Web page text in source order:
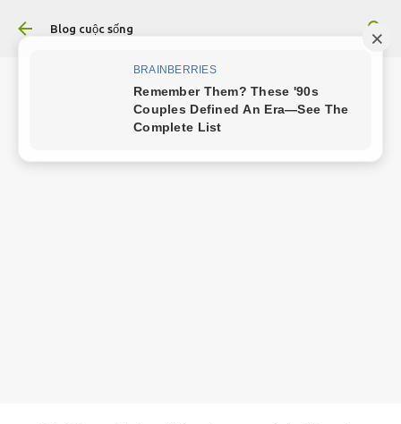
Chuyển đến nội dung chính
Blog cuộc sống